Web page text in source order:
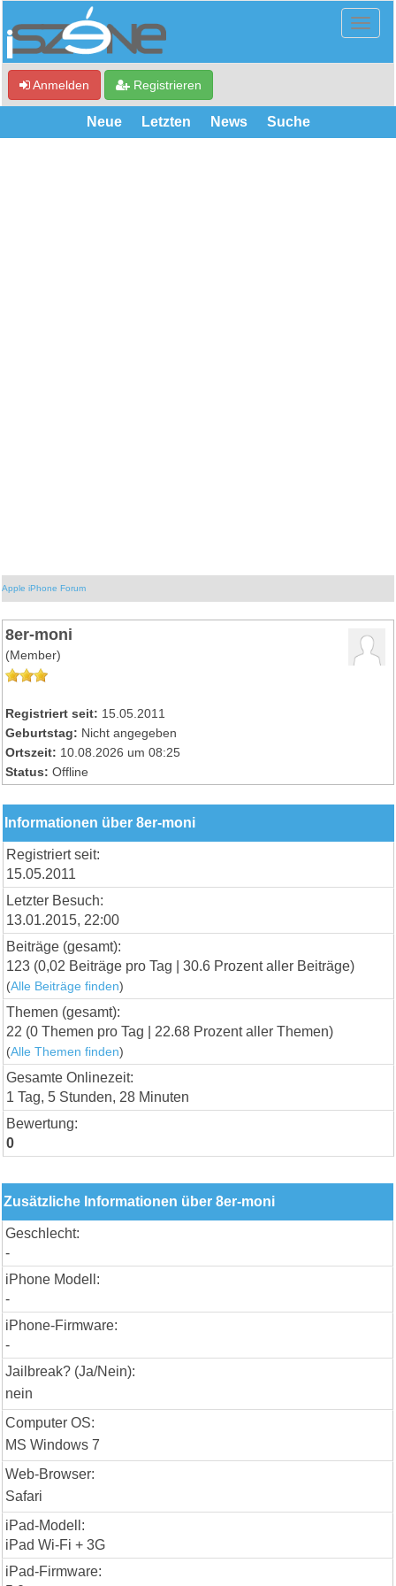
Anmelden Registrieren
Neue Letzten News Suche
Apple iPhone Forum
8er-moni
(Member)
Registriert seit: 15.05.2011
Geburtstag: Nicht angegeben
Ortszeit: 10.08.2026 um 08:25
Status: Offline
Informationen über 8er-moni
Registriert seit:
15.05.2011
Letzter Besuch:
13.01.2015, 22:00
Beiträge (gesamt):
123 (0,02 Beiträge pro Tag | 30.6 Prozent aller Beiträge)
(Alle Beiträge finden)
Themen (gesamt):
22 (0 Themen pro Tag | 22.68 Prozent aller Themen)
(Alle Themen finden)
Gesamte Onlinezeit:
1 Tag, 5 Stunden, 28 Minuten
Bewertung:
0
Zusätzliche Informationen über 8er-moni
Geschlecht:
-
iPhone Modell:
-
iPhone-Firmware:
-
Jailbreak? (Ja/Nein):
nein
Computer OS:
MS Windows 7
Web-Browser:
Safari
iPad-Modell:
iPad Wi-Fi + 3G
iPad-Firmware: